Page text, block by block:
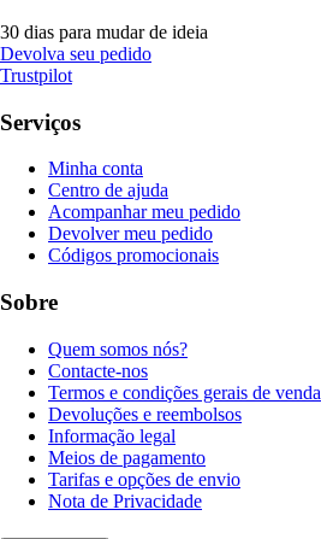
30 dias para mudar de ideia
Devolva seu pedido
Trustpilot
Serviços
Minha conta
Centro de ajuda
Acompanhar meu pedido
Devolver meu pedido
Códigos promocionais
Sobre
Quem somos nós?
Contacte-nos
Termos e condições gerais de venda
Devoluções e reembolsos
Informação legal
Meios de pagamento
Tarifas e opções de envio
Nota de Privacidade